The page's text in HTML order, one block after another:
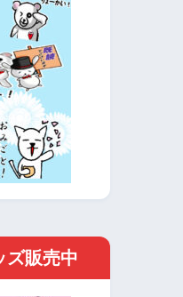
ズ販売中